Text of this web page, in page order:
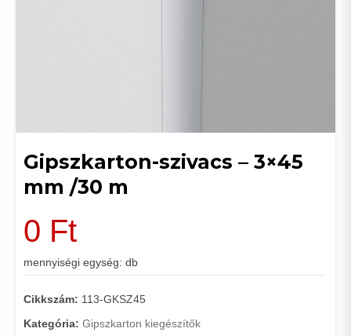
Gipszkarton-szivacs – 3×45
mm /30 m
0 Ft
mennyiségi egység: db
Cikkszám: 113-GKSZ45
Kategória: Gipszkarton kiegészítők